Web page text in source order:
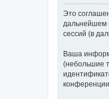
Это
дальнейшем
сессий (в
Ваша
(небольшие